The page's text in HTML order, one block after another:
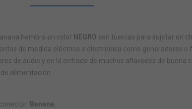
hembra en color NEGRO con tuercas para sujetar en
de medida eléctrica o electrónica como generadores
de audio y en la entrada de muchos altavoces de
alimentación.
Banana.